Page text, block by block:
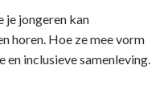
je jongeren kan
horen. Hoe ze mee vorm
en inclusieve samenleving.